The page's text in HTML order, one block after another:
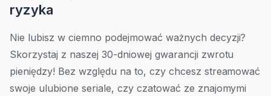
ryzyka
Nie lubisz w ciemno podejmować ważnych decyzji?
Skorzystaj z naszej 30-dniowej gwarancji zwrotu
pieniędzy! Bez względu na to, czy chcesz streamować
swoje ulubione seriale, czy czatować ze znajomymi